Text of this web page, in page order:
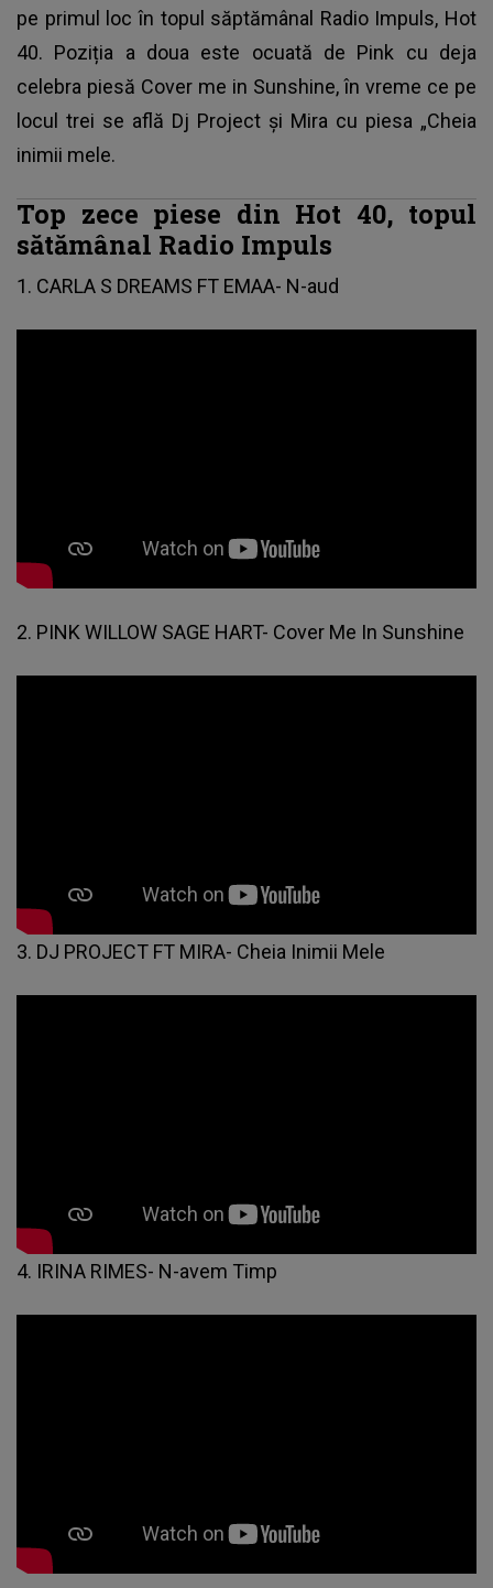
pe primul loc în topul săptămânal Radio Impuls, Hot
40. Poziția a doua este ocuată de Pink cu deja
celebra piesă Cover me in Sunshine, în vreme ce pe
locul trei se află Dj Project și Mira cu piesa „Cheia
inimii mele.
Top zece piese din Hot 40, topul
sătămânal Radio Impuls
1. CARLA S DREAMS FT EMAA- N-aud
2. PINK WILLOW SAGE HART- Cover Me In Sunshine
3. DJ PROJECT FT MIRA- Cheia Inimii Mele
4. IRINA RIMES- N-avem Timp